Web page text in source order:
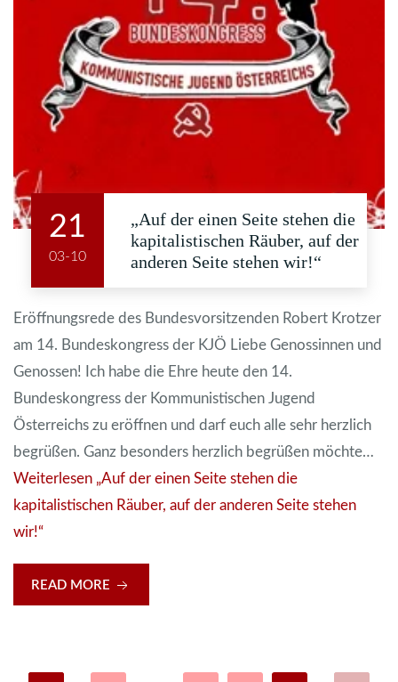
21
03-10
„Auf der einen Seite stehen die
kapitalistischen Räuber, auf der
anderen Seite stehen wir!“
Eröffnungsrede des Bundesvorsitzenden Robert Krotzer
am 14. Bundeskongress der KJÖ Liebe Genossinnen und
Genossen! Ich habe die Ehre heute den 14.
Bundeskongress der Kommunistischen Jugend
Österreichs zu eröffnen und darf euch alle sehr herzlich
begrüßen. Ganz besonders herzlich begrüßen möchte…
Weiterlesen „Auf der einen Seite stehen die
kapitalistischen Räuber, auf der anderen Seite stehen
wir!“
READ MORE